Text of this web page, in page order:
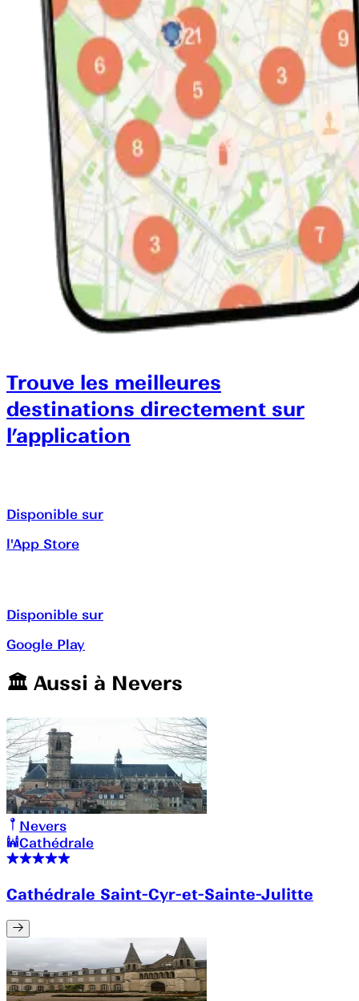
Trouve les meilleures
destinations directement sur
l’application
Disponible sur
l'App Store
Disponible sur
Google Play
🏛️️ Aussi à Nevers
Nevers
Cathédrale
Cathédrale Saint-Cyr-et-Sainte-Julitte